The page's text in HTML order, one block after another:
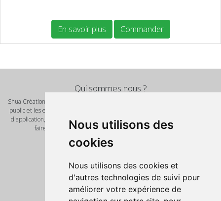
Nous utilisons des
cookies
Nous utilisons des cookies et
d'autres technologies de suivi pour
améliorer votre expérience de
En savoir plus Commander
Qui sommes nous ?
Shua Création est un éditeur de logiciel et de solution innovante pour le grand
public et les entreprises. Nous vous proposont de nombreux scripts, modèles
d'application, template pour vos futures réalisations. Notre mot d'ordre vous
faire gagner un temps précieux avec des outils de qualité.
Pages
Script PHP
Informations légales
Mentions Légales